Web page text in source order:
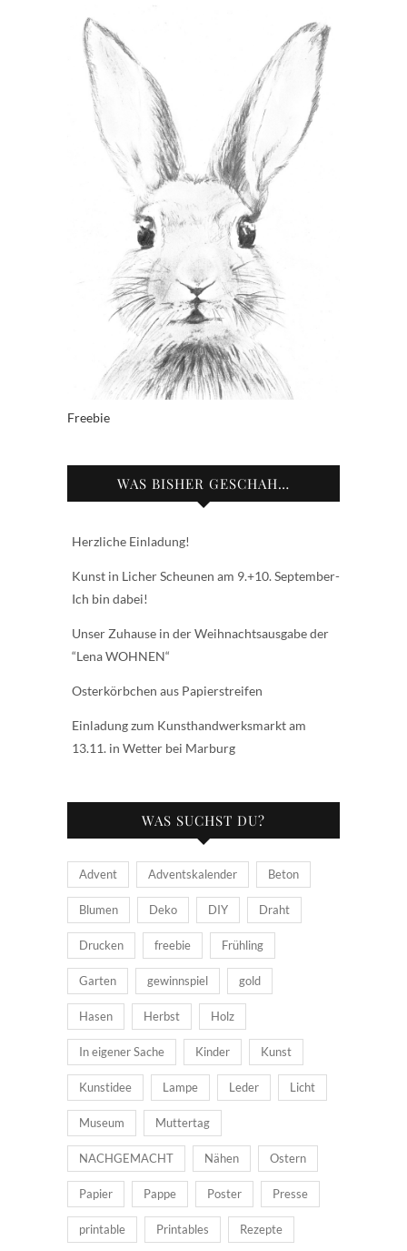
Freebie
WAS BISHER GESCHAH…
Herzliche Einladung!
Kunst in Licher Scheunen am 9.+10. September-
Ich bin dabei!
Unser Zuhause in der Weihnachtsausgabe der
“Lena WOHNEN“
Osterkörbchen aus Papierstreifen
Einladung zum Kunsthandwerksmarkt am
13.11. in Wetter bei Marburg
WAS SUCHST DU?
Advent Adventskalender Beton
Blumen Deko DIY Draht
Drucken freebie Frühling
Garten gewinnspiel gold
Hasen Herbst Holz
In eigener Sache Kinder Kunst
Kunstidee Lampe Leder Licht
Museum Muttertag
NACHGEMACHT Nähen Ostern
Papier Pappe Poster Presse
printable Printables Rezepte